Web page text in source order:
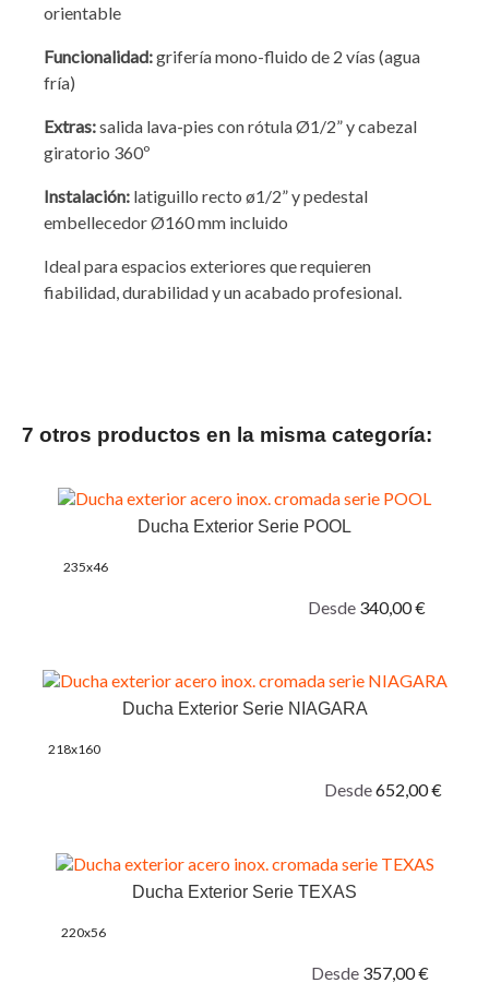
orientable
Funcionalidad:grifería mono-fluido de 2 vías (agua
fría)
Extras:salida lava-pies con rótula Ø1/2” y cabezal
giratorio 360º
Instalación: latiguillo recto ø1/2” y pedestal
embellecedor Ø160 mm incluido
Ideal para espacios exteriores que requieren
fiabilidad, durabilidad y un acabado profesional.
7 otros productos en la misma categoría:
Ducha Exterior Serie POOL
235x46
Desde 340,00 €
Ducha Exterior Serie NIAGARA
218x160
Desde652,00 €
Ducha Exterior Serie TEXAS
220x56
Desde 357,00 €